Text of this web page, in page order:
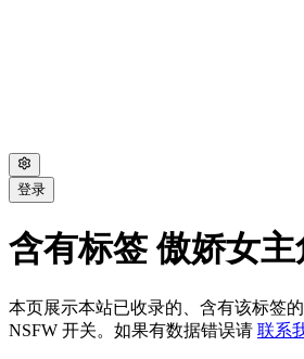
登录
含有标签 傲娇女主
本页展示本站已收录的、含有该标签
NSFW 开关。如果有数据错误请 联系